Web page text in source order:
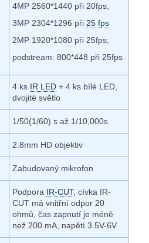
4MP 2560*1440 při 20fps;
3MP 2304*1296 při 25 fps
2MP 1920*1080 při 25fps;
podstream: 800*448 při 25fps
4 ks IR LED + 4 ks bílé LED,
dvojité světlo
1/50(1/60) s až 1/10,000s
2.8mm HD objektiv
Zabudovaný mikrofon
Podpora IR-CUT, cívka IR-
CUT má vnitřní odpor 20
ohmů, čas zapnutí je méně
než 200 mA, napětí 3.5V-6V